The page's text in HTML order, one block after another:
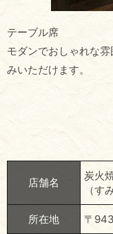
テーブル席
モダンでおしゃれな
みいただけます。
店舗名
炭火
（す
所在地 〒